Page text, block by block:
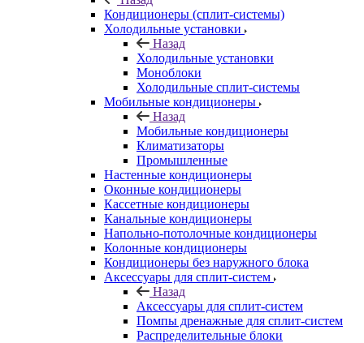
Кондиционеры (сплит-системы)
Холодильные установки
Назад
Холодильные установки
Моноблоки
Холодильные сплит-системы
Мобильные кондиционеры
Назад
Мобильные кондиционеры
Климатизаторы
Промышленные
Настенные кондиционеры
Оконные кондиционеры
Кассетные кондиционеры
Канальные кондиционеры
Напольно-потолочные кондиционеры
Колонные кондиционеры
Кондиционеры без наружного блока
Аксессуары для сплит-систем
Назад
Аксессуары для сплит-систем
Помпы дренажные для сплит-систем
Распределительные блоки